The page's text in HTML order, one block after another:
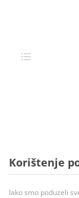
Korištenje
Iako smo poduzeli